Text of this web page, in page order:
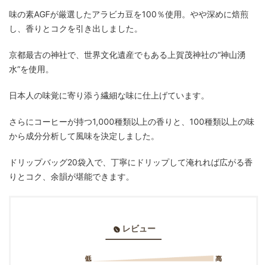
味の素AGFが厳選したアラビカ豆を100％使用。やや深めに焙煎
し、香りとコクを引き出しました。
京都最古の神社で、世界文化遺産でもある上賀茂神社の“神山湧
水”を使用。
日本人の味覚に寄り添う繊細な味に仕上げています。
さらにコーヒーが持つ1,000種類以上の香りと、100種類以上の味
から成分分析して風味を決定しました。
ドリップバッグ20袋入で、丁寧にドリップして淹れれば広がる香
りとコク、余韻が堪能できます。
レビュー